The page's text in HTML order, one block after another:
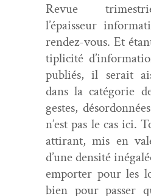
Revue
l’épaisseur
ren­dez-vous. Et
ti­plic­ité
pub­liés, il serait
dans la caté­gorie
gestes,
n’est pas le cas ici.
atti­rant, mis en
d’une den­sité
emporter pour les
bien pour pass­er